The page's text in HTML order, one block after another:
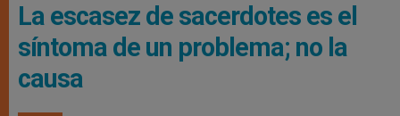
La escasez de sacerdotes es el
síntoma de un problema; no la
causa